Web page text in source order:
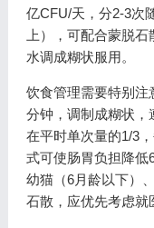
亿CFU/天，分2-3次
上），可配合蒙脱
水调成糊状服用。
饮食管理需要特别
分钟，调制成糊状，
在平时单次量的1/3
式可使肠胃负担降低
幼猫（6月龄以下）
石散，应优先考虑就